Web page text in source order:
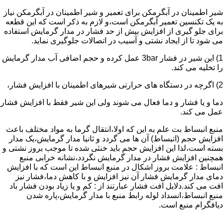
شیر اطمینان در آبگرمکن برای تعمیر و شیر اطمینان در آبگرمکن نیاز
به یک تکنسین تعمیر آبگرمکن است،و لازم به ذکر است که این قطعه
برای جلو گیری از افزایش بیش از حد فشار در مدار گرمایش استفاده
می شود تا از ایجاد نشتی و آسیب در اتصالات جلوگیری نماید.
1) این شیر در فشار 3bar عمل کرده و حجم اضافی آب مدار گرمایش
را تخلیه می کند.
2) اگرچه در دستگاه های حرارتی شیرهای اطمینان با افزایش فشار،
دما و یا فشار و دما فعال می شوند ولی این شیر فقط با افزایش فشار
عمل می کند.
منبع انبساط بت علم به این که اولا،انتقال گرما به مواد مختلف باعث
افزایش حجم (اتبساط) آن ها می گردد و ثانیا مدار گرمایش،یک مدار
بسته است،لذا این افزایش حجم باید خنثی شده تا موجب بروز نشتی و
همچنین افزایش فشار در مدار گرمایش نگردد،نشانه خرابی منبع
انبساط : علامت بروز اشکال در منبع انبساط این است که با افزایش
دمای مدار گرمایش فشار آن نیز افزایش و با کاهش دما،فشار نیز
افت می کند.دلایل افت فشار عبارتند از : کم و یا زیاد بودن فشار باد
منبع انبساط،انسداد لوله رابط منبع با مدار گرمایش،پاره شدن
دیافگرام منبع است.